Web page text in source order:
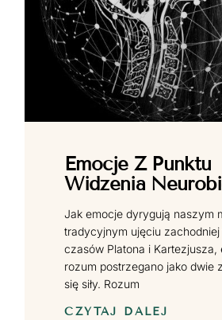
Emocje Z Punktu
Widzenia
Jak emocje dyrygują naszym
tradycyjnym ujęciu
czasów Platona i Kartezjusza,
rozum postrzegano jako dwie
się siły. Rozum
CZYTAJ DALEJ